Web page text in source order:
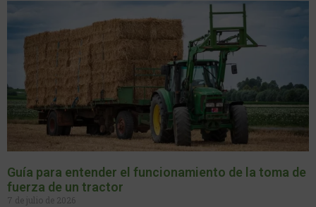
Guía para entender el funcionamiento de la toma de
fuerza de un tractor
7 de julio de 2026